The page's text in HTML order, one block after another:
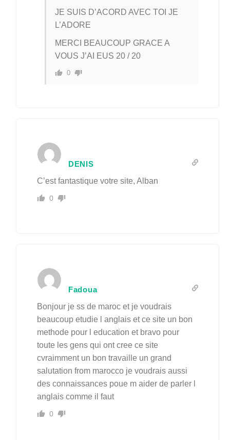
JE SUIS D’ACORD AVEC TOI JE
L’ADORE
MERCI BEAUCOUP GRACE A
VOUS J’AI EUS 20 / 20
0
DENIS
C’est fantastique votre site, Alban
0
Fadoua
Bonjour je ss de maroc et je voudrais
beaucoup etudie l anglais et ce site un bon
methode pour l education et bravo pour
toute les gens qui ont cree ce site
cvraimment un bon travaille un grand
salutation from marocco je voudrais aussi
des connaissances poue m aider de parler l
anglais comme il faut
0